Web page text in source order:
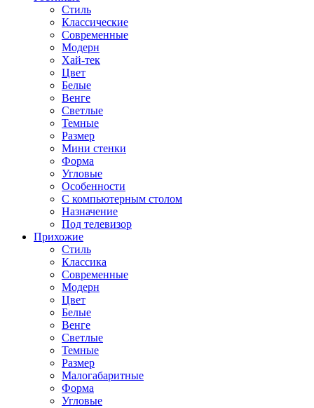
Стиль
Классические
Современные
Модерн
Хай-тек
Цвет
Белые
Венге
Светлые
Темные
Размер
Мини стенки
Форма
Угловые
Особенности
С компьютерным столом
Назначение
Под телевизор
Прихожие
Стиль
Классика
Современные
Модерн
Цвет
Белые
Венге
Светлые
Темные
Размер
Малогабаритные
Форма
Угловые